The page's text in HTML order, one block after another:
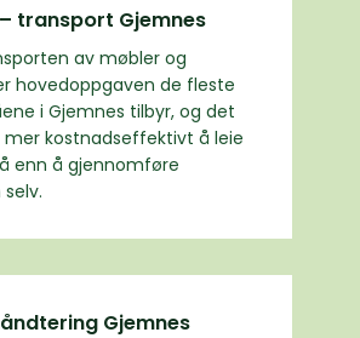
transport Gjemnes
av møbler og
hovedoppgaven de fleste
i Gjemnes tilbyr, og det
kostnadseffektivt å leie
enn å gjennomføre
Gjemnes